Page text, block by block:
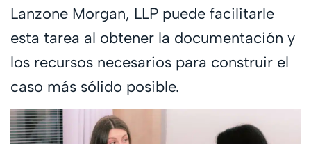
Lanzone Morgan, LLP puede facilitarle
esta tarea al obtener la documentación y
los recursos necesarios para construir el
caso más sólido posible.